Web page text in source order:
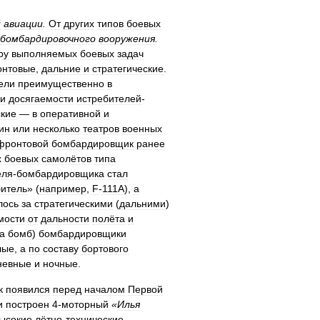
авиации От других типов боевых
бомбардировочного вооружения.
выполняемых боевых задач
дальние и стратегические
преимущественно в
досягаемости истребителей-
— в оперативной и
или несколько театров военных
бомбардировщик ранее
боевых самолётов типа
-бомбардировщика стал
» (например F-111A), а
за стратегическими (дальними)
от дальности полёта и
бомб) бомбардировщики
а по составу бортового
и ночные
появился перед началом Первой
построен 4-моторный «Илья